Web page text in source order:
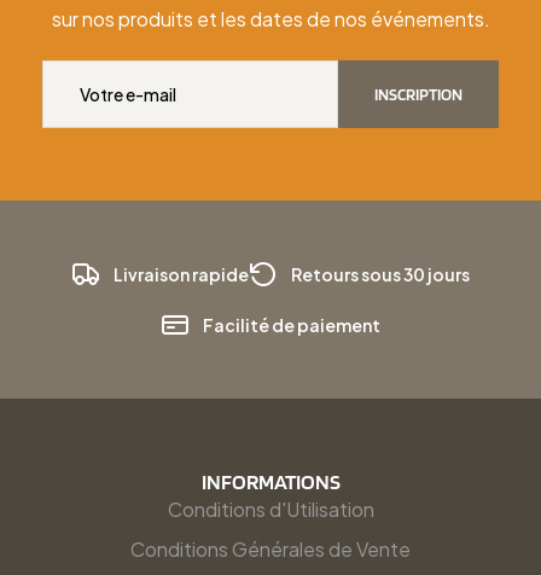
sur nos produits et les dates de nos événements.
INSCRIPTION
Livraison rapide Retours sous 30 jours
Facilité de paiement
INFORMATIONS
Conditions d'Utilisation
Conditions Générales de Vente